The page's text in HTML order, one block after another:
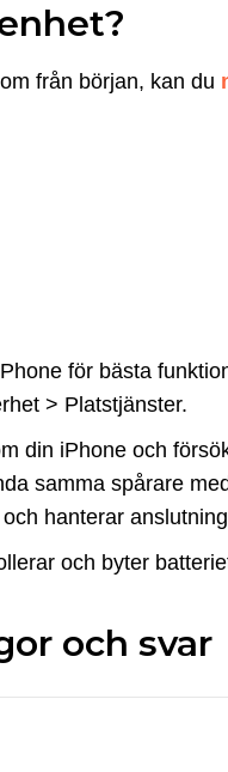
från början, kan du
för bästa
> Platstjänster.
din iPhone och
samma spårare
hanterar
och byter
och svar